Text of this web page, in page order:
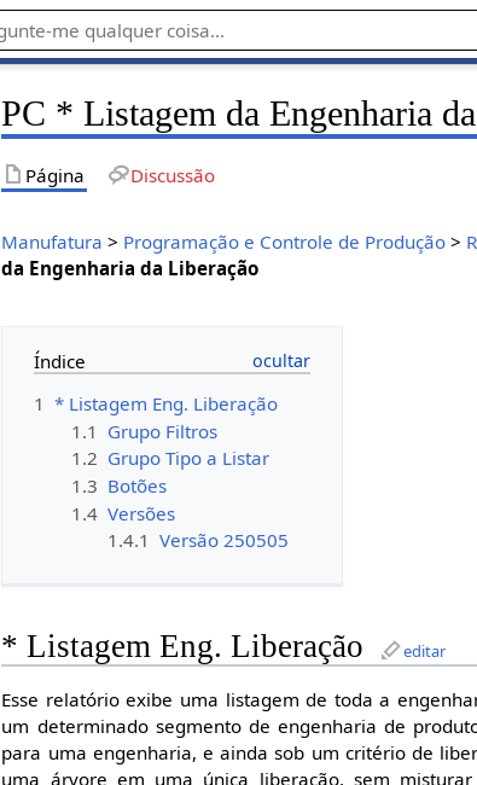
PC * Listagem da Engenharia
Página Discussão
Manufatura > Programação e Controle de Produção >
da Engenharia da Liberação
Índice
1 * Listagem Eng. Liberação
1.1 Grupo Filtros
1.2 Grupo Tipo a Listar
1.3 Botões
1.4 Versões
1.4.1 Versão 250505
* Listagem Eng. Liberação editar
Esse relatório exibe uma listagem de toda a
um determinado segmento de engenharia de
para uma engenharia, e ainda sob um critério de
uma árvore em uma única liberação, sem